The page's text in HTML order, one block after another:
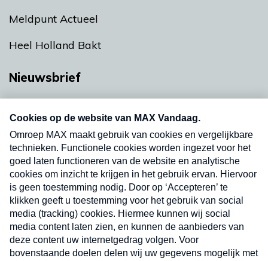
Meldpunt Actueel
Heel Holland Bakt
Nieuwsbrief
nieuwsbrief. Elke vrijdag- en dinsdagochtend in
uw mailbox.
Verzend